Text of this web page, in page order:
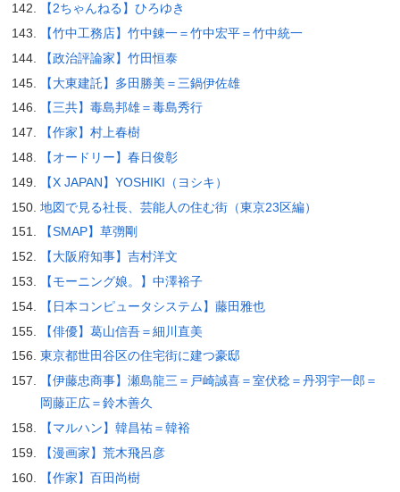
【2ちゃんねる】ひろゆき
【竹中工務店】竹中錬一＝竹中宏平＝竹中統一
【政治評論家】竹田恒泰
【大東建託】多田勝美＝三鍋伊佐雄
【三共】毒島邦雄＝毒島秀行
【作家】村上春樹
【オードリー】春日俊彰
【X JAPAN】YOSHIKI（ヨシキ）
地図で見る社長、芸能人の住む街（東京23区編）
【SMAP】草彅剛
【大阪府知事】吉村洋文
【モーニング娘。】中澤裕子
【日本コンピュータシステム】藤田雅也
【俳優】葛山信吾＝細川直美
東京都世田谷区の住宅街に建つ豪邸
【伊藤忠商事】瀬島龍三＝戸崎誠喜＝室伏稔＝丹羽宇一郎＝
岡藤正広＝鈴木善久
【マルハン】韓昌祐＝韓裕
【漫画家】荒木飛呂彦
【作家】百田尚樹